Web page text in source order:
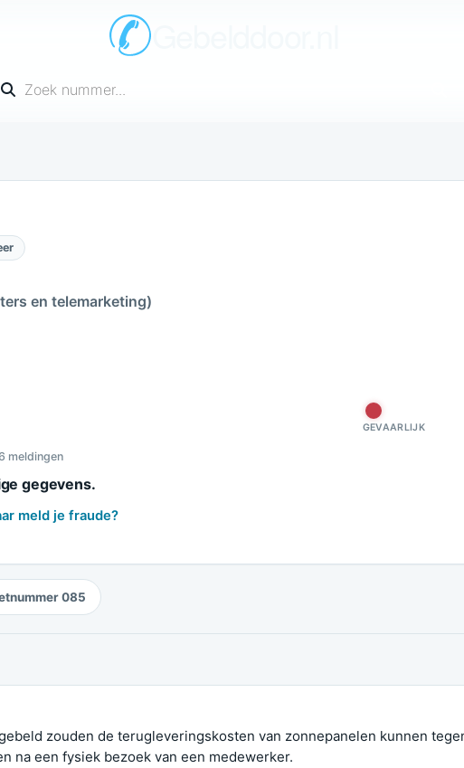
een telefoonnummer in
dit
en telemarketing)
GEVAARLIJK
meldingen
gegevens.
meld je fraude?
085
zouden de terugleveringskosten van zonnepanelen kunnen
na een fysiek bezoek van een medewerker.